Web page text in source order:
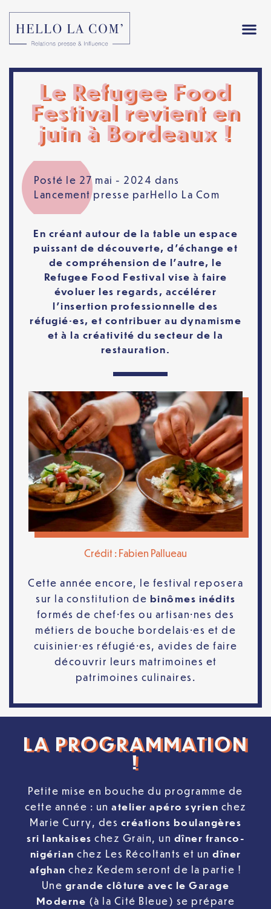
Le Refugee Food
Festival revient en
juin à Bordeaux !
Posté le 27 mai - 2024 dans
Lancement presse parHello La Com
En créant autour de la table un espace
puissant de découverte, d’échange et
de compréhension de l’autre, le
Refugee Food Festival vise à faire
évoluer les regards, accélérer
l’insertion professionnelle des
réfugié·es, et contribuer au dynamisme
et à la créativité du secteur de la
restauration.
Crédit : Fabien Pallueau
Cette année encore, le festival reposera
sur la constitution de binômes inédits
formés de chef·fes ou artisan·nes des
métiers de bouche bordelais·es et de
cuisinier·es réfugié·es, avides de faire
découvrir leurs matrimoines et
patrimoines culinaires.
LA PROGRAMMATION
!
Petite mise en bouche du programme de
cette année : un atelier apéro syrien chez
Marie Curry, des créations boulangères
sri lankaises chez Grain, un dîner franco-
nigérian chez Les Récoltants et un dîner
afghan chez Kedem seront de la partie !
Une grande clôture avec le Garage
Moderne (à la Cité Bleue) se prépare